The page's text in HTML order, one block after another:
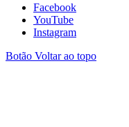
Facebook
YouTube
Instagram
Botão Voltar ao topo